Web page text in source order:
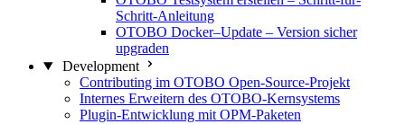
Schritt-Anleitung
OTOBO Docker–Update – Version sicher
upgraden
Development
Contributing im OTOBO Open-Source-Projekt
Internes Erweitern des OTOBO-Kernsystems
Plugin-Entwicklung mit OPM-Paketen